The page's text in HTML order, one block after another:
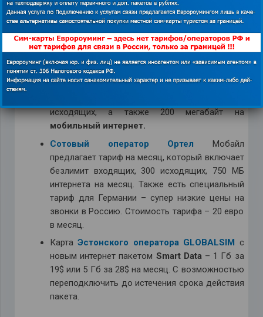
интернета+ выгодные тарифы на звонки с
Испании в РФ. И это еще не все
преимущества.
Водафон
предлагает ещё большую зону
действия – это 41 европейская страна, Турция
и США. За 3 евро абонплаты в сутки каждый
исходящих, а также 200 мегабайт на
мобильный интернет.
Сотовый оператор Ортел Мобайл
предлагает тариф на месяц, который включает
безлимит входящих, 300 исходящих, 750 МБ
интернета на месяц. Также есть специальный
тариф для Германии – супер низкие цены на
звонки в Россию. Стоимость тарифа – 20 евро
в месяц.
КартаЭстонского оператора GLOBALSIM с
новым интернет пакетом Smart Data– 1 Гб за
19$ или 5 Гб за 28$ на месяц. С возможностью
переподключить до истечения срока действия
пакета.